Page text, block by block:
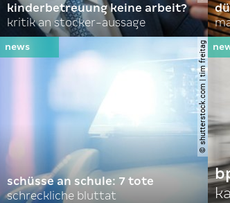
kinderbetreuung keine arbeit?
kritik an stocker-aussage
© shutterstock.com | tim freitag
schüsse an schule: 7 tote
schreckliche bluttat